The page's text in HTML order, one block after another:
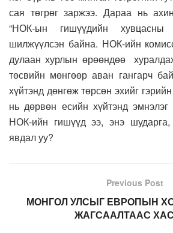
сая төгрөг заржээ. Дараа нь
“НОК-ын гишүүдийн хувцасны
шилжүүлсэн байна. НОК-ийн
дулаан хурлын өрөөндөө
төсвийн мөнгөөр аван гангарч
хүйтэнд дөнгөж төрсөн эхийг
нь дөрвөн есийн хүйтэнд
НОК-ийн гишүүд ээ, энэ шударга,
явдал уу?
Previous Post
МОНГОЛ УЛСЫГ ЕВРОПЫН
ЖАГСААЛТААС